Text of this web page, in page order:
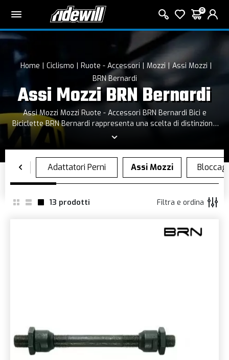
0
Home Ciclismo Ruote - Accessori Mozzi
Assi Mozzi
BRN Bernardi
Assi Mozzi BRN Bernardi
Assi Mozzi Mozzi Ruote - Accessori BRN Bernardi Bici e
Biciclette BRN Bernardi rappresenta una scelta di distinzione
che l’azienda Bernardi effettua su prodotti italiani ed esteri.
contraddistinguono per un design innovativo ed accattivante,
che soddisfa i desideri della clientela più esigente.
13 prodotti Filtra e ordina